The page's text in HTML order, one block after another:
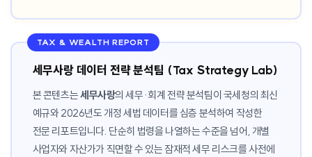
TAX & WEALTH REPORT
세무사랑 데이터 전략 분석팀 (Tax Strategy Lab)
본 콘텐츠는세무사랑의 세무·회계 전략 분석팀이 국세청의 최신
예규와 2026년도 개정 세법 데이터를 심층 분석하여 작성한
전문 리포트입니다. 단순히 법령을 나열하는 수준을 넘어, 개별
사업자와 자산가가 직면할 수 있는 잠재적 세무 리스크를 사전에